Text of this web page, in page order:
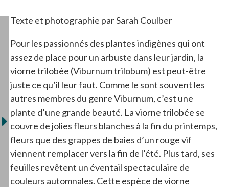
Texte et photographie par Sarah Coulber
Pour les passionnés des plantes indigènes qui ont
assez de place pour un arbuste dans leur jardin, la
viorne trilobée (Viburnum trilobum) est peut-être
juste ce qu’il leur faut. Comme le sont souvent les
autres membres du genre Viburnum, c’est une
plante d’une grande beauté. La viorne trilobée se
couvre de jolies fleurs blanches à la fin du printemps,
fleurs que des grappes de baies d’un rouge vif
viennent remplacer vers la fin de l’été. Plus tard, ses
feuilles revêtent un éventail spectaculaire de
couleurs automnales. Cette espèce de viorne